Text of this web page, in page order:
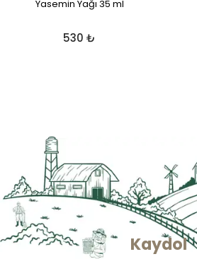
Yasemin Yağı 35 ml
530 ₺
Kaydol